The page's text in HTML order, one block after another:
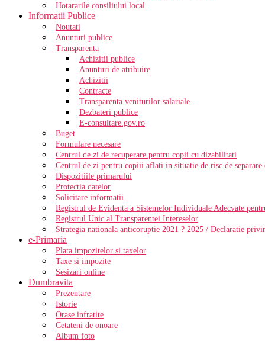
Hotararile consiliului local
Informatii Publice
Noutati
Anunturi publice
Transparenta
Achizitii publice
Anunturi de atribuire
Achizitii
Contracte
Transparenta veniturilor salariale
Dezbateri publice
E-consultare.gov.ro
Buget
Formulare necesare
Centrul de zi de recuperare pentru copii cu dizabilitati
Centrul de zi pentru copiii aflati in situatie de risc de separare
Dispozitiile primarului
Protectia datelor
Solicitare informatii
Registrul de Evidenta a Sistemelor Individuale Adecvate
Registrul Unic al Transparentei Intereselor
Strategia nationala anticoruptie 2021 ? 2025 / Declaratie
e-Primaria
Plata impozitelor si taxelor
Taxe si impozite
Sesizari online
Dumbravita
Prezentare
Istorie
Orase infratite
Cetateni de onoare
Album foto